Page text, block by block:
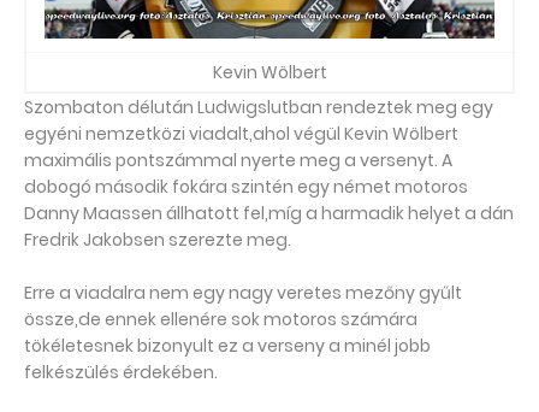
Kevin Wölbert
Szombaton délután Ludwigslutban rendeztek meg egy
egyéni nemzetközi viadalt,ahol végül Kevin Wölbert
maximális pontszámmal nyerte meg a versenyt. A
dobogó második fokára szintén egy német motoros
Danny Maassen állhatott fel,míg a harmadik helyet a dán
Fredrik Jakobsen szerezte meg.
Erre a viadalra nem egy nagy veretes mezőny gyűlt
össze,de ennek ellenére sok motoros számára
tökéletesnek bizonyult ez a verseny a minél jobb
felkészülés érdekében.